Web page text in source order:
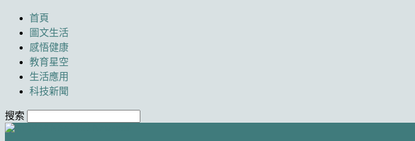
首頁
圖文生活
感悟健康
教育星空
生活應用
科技新聞
搜索